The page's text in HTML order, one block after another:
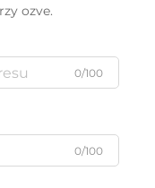
ozve.
0/100
0/100